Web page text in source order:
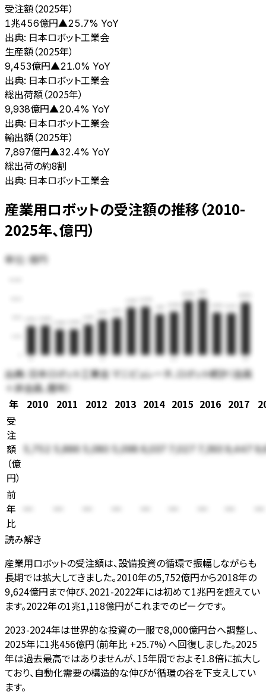
受注額（2025年）
1兆456億円▲25.7% YoY
出典: 日本ロボット工業会
生産額（2025年）
9,453億円▲21.0% YoY
出典: 日本ロボット工業会
総出荷額（2025年）
9,938億円▲20.4% YoY
出典: 日本ロボット工業会
輸出額（2025年）
7,897億円▲32.4% YoY
総出荷の約8割
出典: 日本ロボット工業会
産業用ロボットの受注額の推移（2010-
2025年、億円）
単位:億円
15
出典:日本ロボット工業会 マニピュレータ、ロボット統計（会員
＋非会員、暦年）
年
2010 2011 2012 2013 2014 2015 2016 2017
受
注
額
（億
円）
5,752 5,886 5,080 5,098 6,037 7,027 7,393 9,447
前
年
比
読み解き
産業用ロボットの受注額は、設備投資の循環で振幅しながらも
長期では拡大してきました。2010年の5,752億円から2018年の
9,624億円まで伸び、2021-2022年には初めて1兆円を超えてい
ます。2022年の1兆1,118億円がこれまでのピークです。
2023-2024年は世界的な投資の一服で8,000億円台へ調整し、
2025年に1兆456億円（前年比 +25.7%）へ回復しました。2025
年は過去最高ではありませんが、15年間でおよそ1.8倍に拡大し
ており、自動化需要の構造的な伸びが循環の谷を下支えしてい
ます。